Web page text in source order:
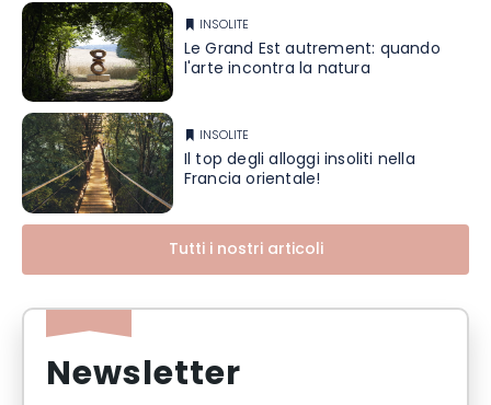
INSOLITE
Le Grand Est autrement: quando
l'arte incontra la natura
INSOLITE
Il top degli alloggi insoliti nella
Francia orientale!
Tutti i nostri articoli
Newsletter